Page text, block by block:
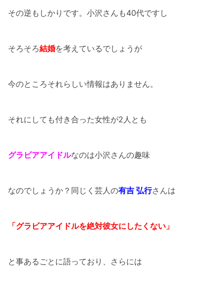
その逆もしかりです。小沢さんも40代ですし
そろそろ結婚を考えているでしょうが
今のところそれらしい情報はありません。
それにしても付き合った女性が2人とも
グラビアアイドルなのは小沢さんの趣味
なのでしょうか？同じく芸人の有吉 弘行さんは
「グラビアアイドルを絶対彼女にしたくない」
と事あるごとに語っており、さらには